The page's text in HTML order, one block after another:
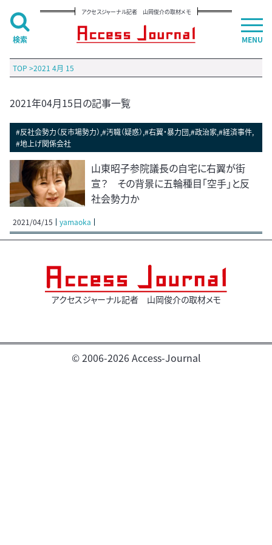
アクセスジャーナル記者 山岡俊介の取材メモ
TOP >2021 4月 15
2021年04月15日の記事一覧
#反社会勢力（反市場勢力）,#汚職（疑惑）,#右翼・暴力団,#政治家,#経済事件,
#地上げ関係会社
山東昭子参院議長の自宅に右翼が街
宣？ その背景に五輪種目「空手」と反
社会勢力か
2021/04/15 yamaoka
アクセスジャーナル記者 山岡俊介の取材メモ
© 2006-2026 Access-Journal
MENU
検索